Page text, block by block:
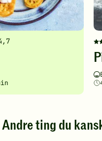
5
Andre ting du